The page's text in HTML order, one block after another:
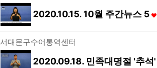
2020.10.15. 10월 주간뉴스 5
서대문구수어통역센터
2020.09.18. 민족대명절 '추석